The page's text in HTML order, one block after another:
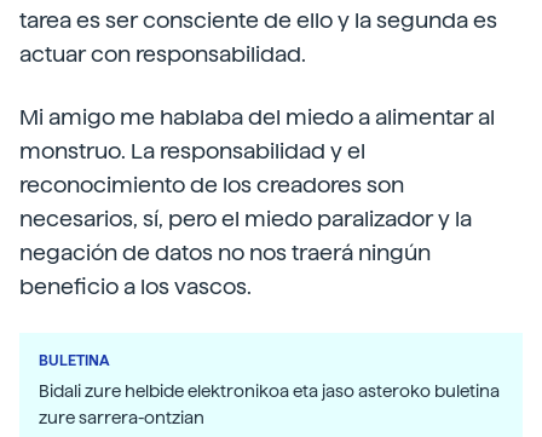
tarea es ser consciente de ello y la segunda es
actuar con responsabilidad.
Mi amigo me hablaba del miedo a alimentar al
monstruo. La responsabilidad y el
reconocimiento de los creadores son
necesarios, sí, pero el miedo paralizador y la
negación de datos no nos traerá ningún
beneficio a los vascos.
BULETINA
Bidali zure helbide elektronikoa eta jaso asteroko buletina
zure sarrera-ontzian